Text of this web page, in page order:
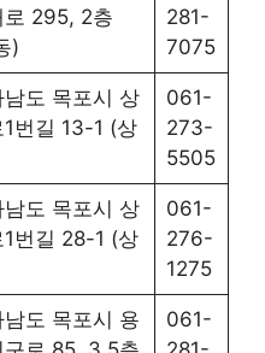
로 295, 2층
)
281-
7075
남도 목포시 상
1번길 13-1 (상
061-
273-
5505
남도 목포시 상
1번길 28-1 (상
061-
276-
1275
남도 목포시 용
061-